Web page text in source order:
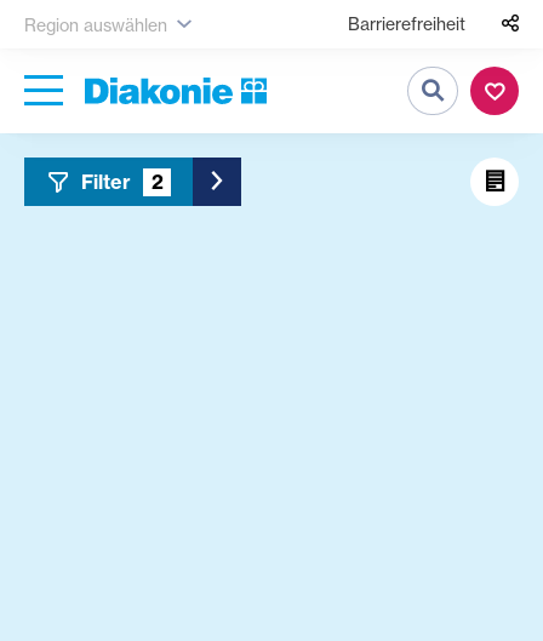
Region auswählen Barrierefreiheit
Suche
Filter 2 Toggle Sidebar Filter